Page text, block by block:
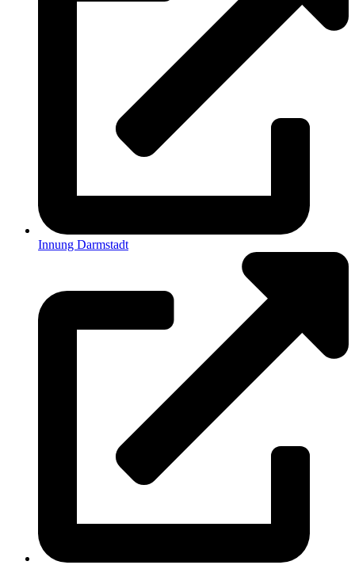
Innung Darmstadt